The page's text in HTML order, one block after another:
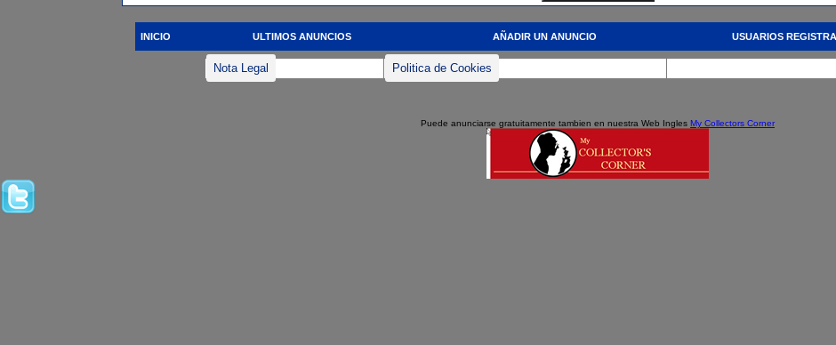
INICIO ULTIMOS ANUNCIOS AÑADIR UN ANUNCIO USUARIOS
Nota Legal Politica de Cookies
Puede anunciarse gratuitamente tambien en nuestra Web Ingles My Collectors Corner